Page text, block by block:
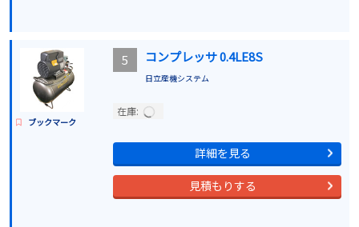
ブックマーク
5 コンプレッサ 0.4LE8S
日立産機システム
在庫:
詳細を見る
見積もりする